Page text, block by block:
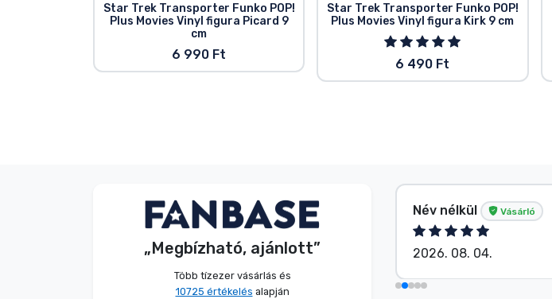
Star Trek Transporter Funko POP!
Plus Movies Vinyl figura Picard 9
cm
6 990 Ft
Star Trek Transporter Funko POP!
Plus Movies Vinyl figura Kirk 9 cm
6 490 Ft
„Megbízható, ajánlott”
Több tízezer vásárlás és
10725 értékelés alapján
Név nélkül Vásárló
2026. 08. 05.
Név nélkül Vásárló
2026. 08. 04.